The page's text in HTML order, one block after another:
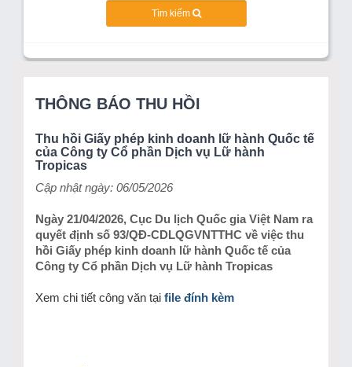
Tìm kiếm
THÔNG BÁO THU HỒI
Thu hồi Giấy phép kinh doanh lữ hành Quốc tế
của Công ty Cổ phần Dịch vụ Lữ hành
Tropicas
Cập nhật ngày: 06/05/2026
Ngày 21/04/2026, Cục Du lịch Quốc gia Việt Nam ra
quyết định số 93/QĐ-CDLQGVNTTHC về việc thu
hồi Giấy phép kinh doanh lữ hành Quốc tế của
Công ty Cổ phần Dịch vụ Lữ hành Tropicas
Xem chi tiết công văn tại file đính kèm